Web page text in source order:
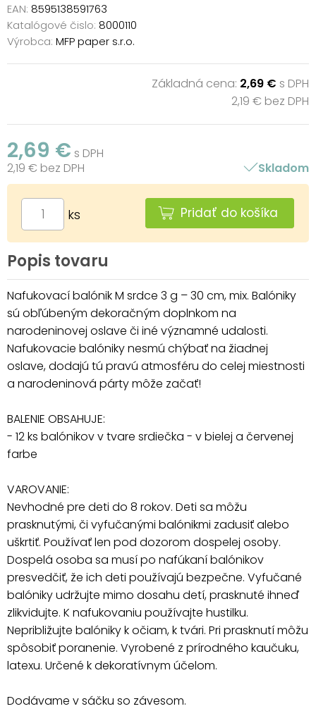
EAN: 8595138591763
Katalógové čislo: 8000110
Výrobca: MFP paper s.r.o.
Základná cena: 2,69 € s DPH
2,19 € bez DPH
2,69 € s DPH
2,19 € bez DPH
Skladom
ks Pridať do košíka
Popis tovaru
Nafukovací balónik M srdce 3 g – 30 cm, mix. Balóniky
sú obľúbeným dekoračným doplnkom na
narodeninovej oslave či iné významné udalosti.
Nafukovacie balóniky nesmú chýbať na žiadnej
oslave, dodajú tú pravú atmosféru do celej miestnosti
a narodeninová párty môže začať!
BALENIE OBSAHUJE:
- 12 ks balónikov v tvare srdiečka - v bielej a červenej
farbe
VAROVANIE:
Nevhodné pre deti do 8 rokov. Deti sa môžu
prasknutými, či vyfučanými balónikmi zadusiť alebo
uškrtiť. Používať len pod dozorom dospelej osoby.
Dospelá osoba sa musí po nafúkaní balónikov
presvedčiť, že ich deti používajú bezpečne. Vyfučané
balóniky udržujte mimo dosahu detí, prasknuté ihneď
zlikvidujte. K nafukovaniu používajte hustilku.
Nepribližujte balóniky k očiam, k tvári. Pri prasknutí môžu
spôsobiť poranenie. Vyrobené z prírodného kaučuku,
latexu. Určené k dekoratívnym účelom.
Dodávame v sáčku so závesom.